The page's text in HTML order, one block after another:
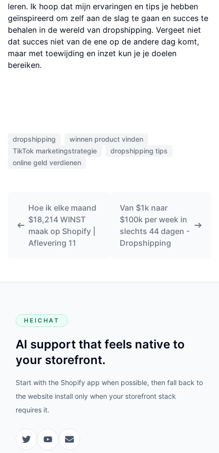
leren. Ik hoop dat mijn ervaringen en tips je hebben
geïnspireerd om zelf aan de slag te gaan en succes te
behalen in de wereld van dropshipping. Vergeet niet
dat succes niet van de ene op de andere dag komt,
maar met toewijding en inzet kun je je doelen
bereiken.
dropshipping
winnen product vinden
TikTok marketingstrategie
dropshipping tips
online geld verdienen
Hoe ik elke maand
$18,214 WINST
maak op Shopify |
Aflevering 11
Van $1k naar
$100k per week in
slechts 44 dagen -
Dropshipping
HEICHAT
AI support that feels native to
your storefront.
Start with the Shopify app when possible, then fall back to
the website install only when your storefront stack
requires it.